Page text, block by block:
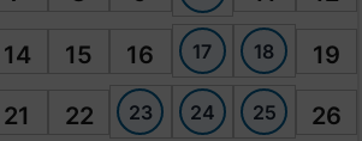
14 15 16 17 18 19
21 22 23 24 25 26